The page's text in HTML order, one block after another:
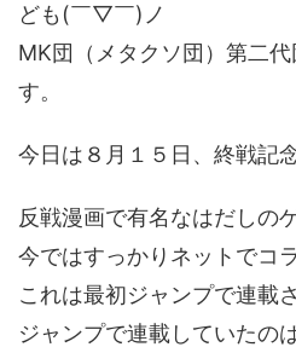
ども(￣▽￣)ノ
MK団（メタクソ団）第二
す。
今日は８月１５日、終戦記
反戦漫画で有名なはだしのゲ
今ではすっかりネットでコ
これは最初ジャンプで連載
ジャンプで連載していたの